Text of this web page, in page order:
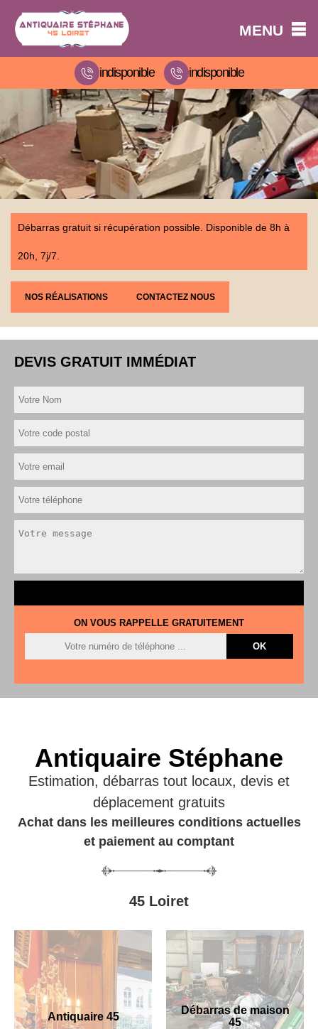
MENU
indisponible indisponible
Débarras gratuit si récupération possible. Disponible de 8h à
20h, 7j/7.
NOS RÉALISATIONS CONTACTEZ NOUS
DEVIS GRATUIT IMMÉDIAT
ON VOUS RAPPELLE GRATUITEMENT
Antiquaire Stéphane
Estimation, débarras tout locaux, devis et
déplacement gratuits
Achat dans les meilleures conditions actuelles
et paiement au comptant
45 Loiret
Antiquaire 45
Débarras de maison
45